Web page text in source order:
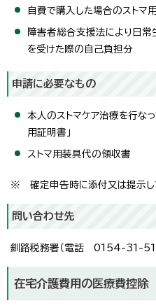
自費で購入した場合のストマ
障害者総合支援法により日常
を受けた際の自己負担分
申請に必要なもの
本人のストマケア治療を行な
用証明書」
ストマ用装具代の領収書
※ 確定申告時に添付又は提示し
問い合わせ先
釧路税務署（電話 0154-31-
在宅介護費用の医療費控除